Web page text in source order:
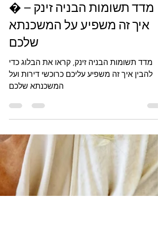
1 min read
� מדד תשומות הבניה זינק –
איך זה משפיע על המשכנתא
שלכם